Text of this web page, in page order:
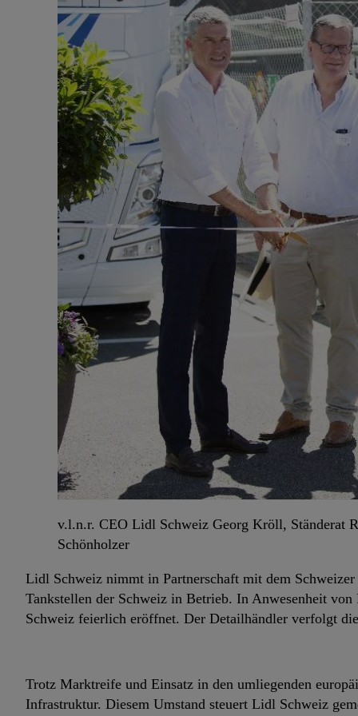
v.l.n.r. CEO Lidl Schweiz Georg Kröll, Ständerat
Schönholzer
Lidl Schweiz nimmt in Partnerschaft mit dem
Tankstellen der Schweiz in Betrieb. In Anwesenheit
Schweiz feierlich eröffnet. Der Detailhändler verfolgt
Trotz Marktreife und Einsatz in den umliegenden
Infrastruktur. Diesem Umstand steuert Lidl Schweiz